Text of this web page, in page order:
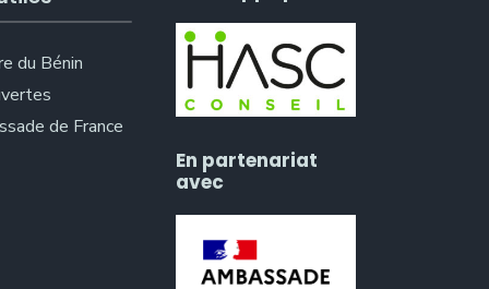
du Bénin
de France
En partenariat
avec